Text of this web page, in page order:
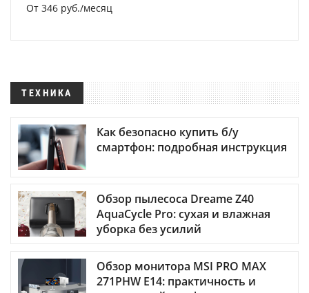
От 346 руб./месяц
ТЕХНИКА
Как безопасно купить б/у
смартфон: подробная инструкция
Обзор пылесоса Dreame Z40
AquaCycle Pro: сухая и влажная
уборка без усилий
Обзор монитора MSI PRO MAX
271PHW E14: практичность и